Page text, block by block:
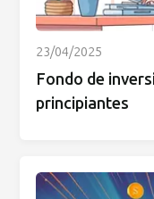
23/04/2025
Fondo de
principiantes